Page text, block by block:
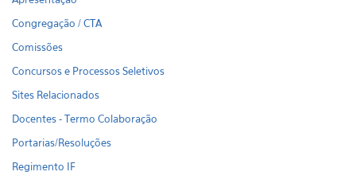
Congregação / CTA
Comissões
Concursos e Processos Seletivos
Sites Relacionados
Docentes - Termo Colaboração
Portarias/Resoluções
Regimento IF